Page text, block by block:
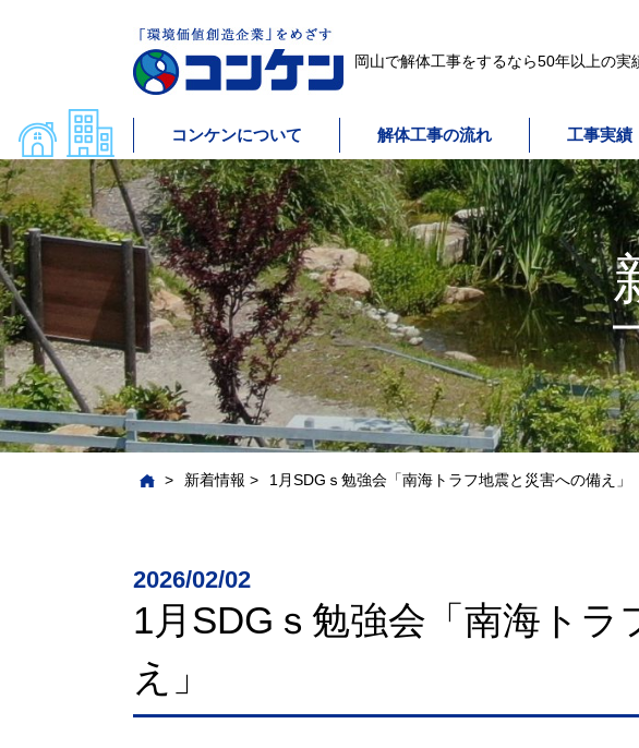
岡山で解体工事をするなら50年以上の実
コンケンについて 解体工事の流れ 工事実績
> 新着情報 > 1月SDGｓ勉強会「南海トラフ地震と災害への備え」
2026/02/02
1月SDGｓ勉強会「南海トラ
え」